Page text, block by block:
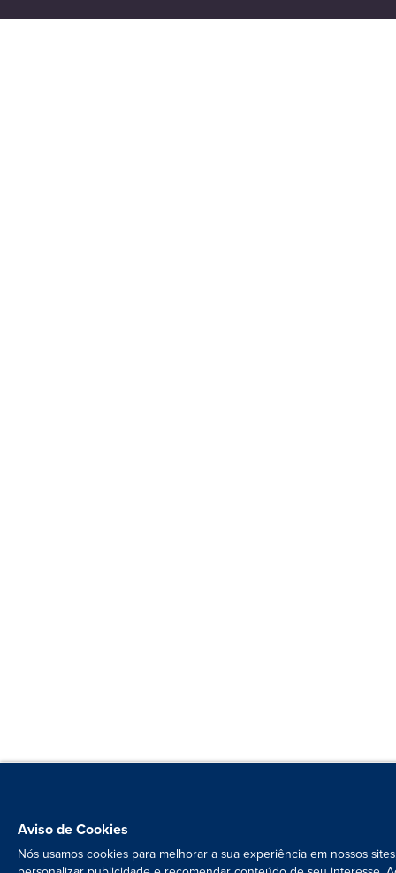
Aviso de Cookies
Nós usamos cookies para melhorar a sua experiência em nossos